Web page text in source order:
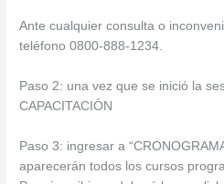
Ante cualquier consulta o
teléfono 0800-888-1234.
Paso 2: una vez que se inició la
CAPACITACIÓN
Paso 3: ingresar a
aparecerán todos los cursos